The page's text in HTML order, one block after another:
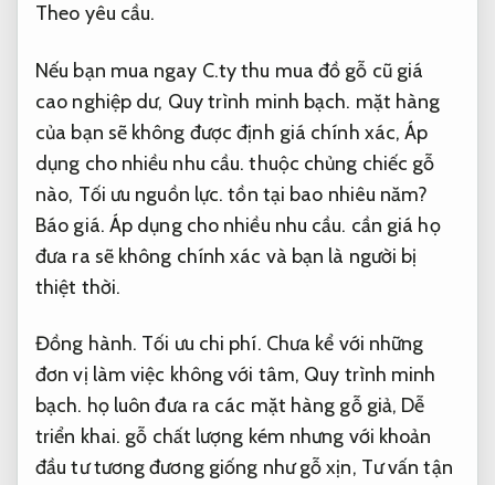
Theo yêu cầu.
Nếu bạn mua ngay C.ty thu mua đồ gỗ cũ giá
cao nghiệp dư, Quy trình minh bạch. mặt hàng
của bạn sẽ không được định giá chính xác,Áp
dụng cho nhiều nhu cầu. thuộc chủng chiếc gỗ
nào, Tối ưu nguồn lực. tồn tại bao nhiêu năm?
Báo giá. Áp dụng cho nhiều nhu cầu. cần giá họ
đưa ra sẽ không chính xác và bạn là người bị
thiệt thời.
Đồng hành. Tối ưu chi phí. Chưa kể với những
đơn vị làm việc không với tâm, Quy trình minh
bạch. họ luôn đưa ra các mặt hàng gỗ giả, Dễ
triển khai. gỗ chất lượng kém nhưng với khoản
đầu tư tương đương giống như gỗ xịn, Tư vấn tận